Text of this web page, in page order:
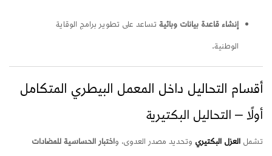
إنشاء قاعدة بيانات وبائية تساعد على تطوير برامج الوقاية
الوطنية.
أقسام التحاليل داخل المعمل البيطري المتكامل
أولًا – التحاليل البكتيرية
تشمل العزل البكتيري وتحديد مصدر العدوى، واختبار الحساسية للمضادات